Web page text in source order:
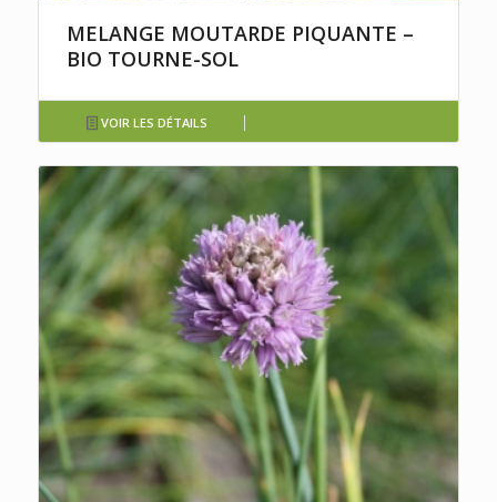
MELANGE MOUTARDE PIQUANTE –
BIO TOURNE-SOL
VOIR LES DÉTAILS